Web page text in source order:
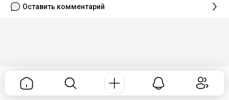
Оставить комментарий